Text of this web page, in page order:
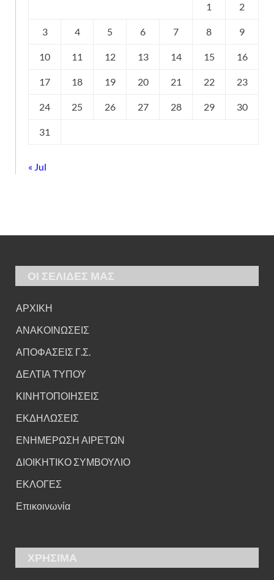
1 2
3 4 5 6 7 8 9
10 11 12 13 14 15 16
17 18 19 20 21 22 23
24 25 26 27 28 29 30
31
« Jul
ΟΙ ΣΕΛΙΔΕΣ ΜΑΣ
ΑΡΧΙΚΗ
ΑΝΑΚΟΙΝΩΣΕΙΣ
ΑΠΟΦΑΣΕΙΣ Γ.Σ.
ΔΕΛΤΙΑ ΤΥΠΟΥ
ΚΙΝΗΤΟΠΟΙΗΣΕΙΣ
ΕΚΔΗΛΩΣΕΙΣ
ΕΝΗΜΕΡΩΣΗ ΑΙΡΕΤΩΝ
ΔΙΟΙΚΗΤΙΚΟ ΣΥΜΒΟΥΛΙΟ
ΕΚΛΟΓΕΣ
Επικοινωνία
ΧΡΗΣΙΜΑ